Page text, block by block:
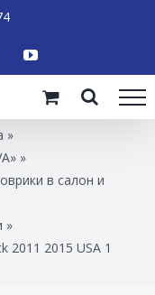
»
»
в салон и
»
2011 2015 USA 1